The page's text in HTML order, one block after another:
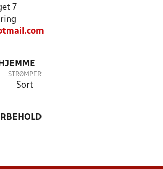
7
STRØMPER
Sort